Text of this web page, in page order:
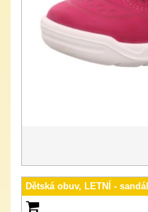
Dětská obuv, LETNÍ -